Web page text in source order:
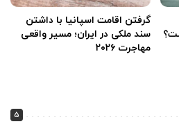
گرفتن اقامت اسپانیا با داشتن
سند ملکی در ایران؛ مسیر واقعی
مهاجرت ۲۰۲۶
5